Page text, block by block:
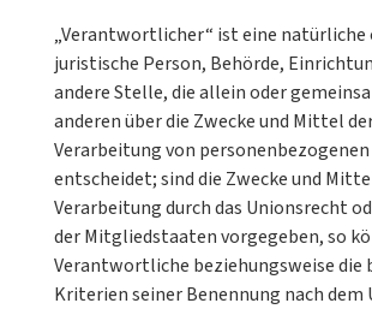
„Verantwortlicher“ ist eine natürliche
juristische Person, Behörde,
andere Stelle, die allein oder
anderen über die Zwecke und Mittel
Verarbeitung von
entscheidet; sind die Zwecke und
Verarbeitung durch das Unionsrecht
der Mitgliedstaaten vorgegeben, so
Verantwortliche beziehungsweise
Kriterien seiner Benennung nach dem